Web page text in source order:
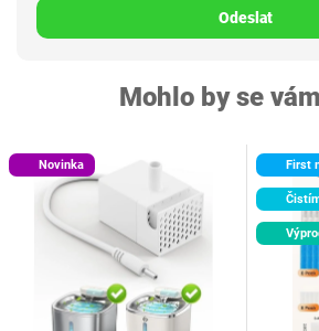
Odeslat
Mohlo by se
Novinka First